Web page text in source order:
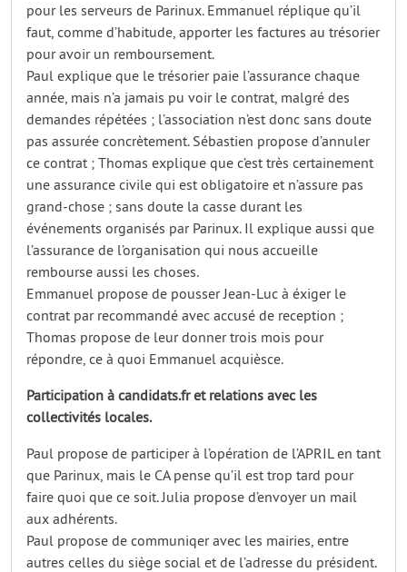
pour les serveurs de Parinux. Emmanuel réplique qu’il
faut, comme d’habitude, apporter les factures au trésorier
pour avoir un remboursement.
Paul explique que le trésorier paie l’assurance chaque
année, mais n’a jamais pu voir le contrat, malgré des
demandes répétées ; l’association n’est donc sans doute
pas assurée concrètement. Sébastien propose d’annuler
ce contrat ; Thomas explique que c’est très certainement
une assurance civile qui est obligatoire et n’assure pas
grand-chose ; sans doute la casse durant les
événements organisés par Parinux. Il explique aussi que
l’assurance de l’organisation qui nous accueille
rembourse aussi les choses.
Emmanuel propose de pousser Jean-Luc à éxiger le
contrat par recommandé avec accusé de reception ;
Thomas propose de leur donner trois mois pour
répondre, ce à quoi Emmanuel acquièsce.
Participation à candidats.fr et relations avec les
collectivités locales.
Paul propose de participer à l’opération de l’APRIL en tant
que Parinux, mais le CA pense qu’il est trop tard pour
faire quoi que ce soit. Julia propose d’envoyer un mail
aux adhérents.
Paul propose de communiqer avec les mairies, entre
autres celles du siège social et de l’adresse du président.